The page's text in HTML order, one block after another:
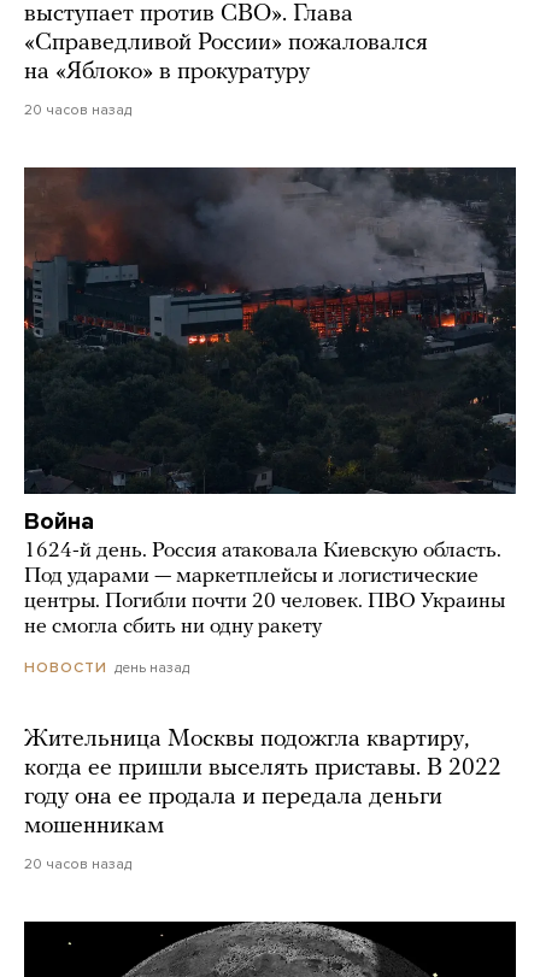
выступает против СВО». Глава
«Справедливой России» пожаловался
на «Яблоко» в прокуратуру
20 часов назад
Война
1624-й день. Россия атаковала Киевскую область.
Под ударами — маркетплейсы и логистические
центры. Погибли почти 20 человек. ПВО Украины
не смогла сбить ни одну ракету
НОВОСТИ день назад
Жительница Москвы подожгла квартиру,
когда ее пришли выселять приставы. В 2022
году она ее продала и передала деньги
мошенникам
20 часов назад